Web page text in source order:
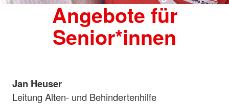
Angebote für
Senior*innen
Jan Heuser
Leitung Alten- und Behindertenhilfe